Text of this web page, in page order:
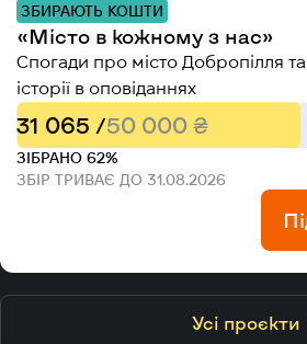
ЗБИРАЮТЬ КОШТИ
«Місто в кожному з нас»
Спогади про місто Добропілля
історії в оповіданнях
31 065 /50 000 ₴
ЗІБРАНО 62%
ЗБІР ТРИВАЄ ДО 31.08.2026
Усі проєкти